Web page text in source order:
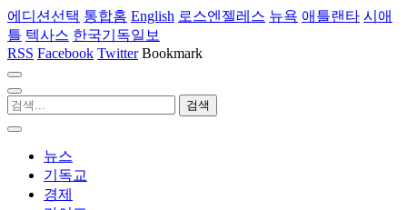
에디션선택 통합홈 English 로스엔젤레스 뉴욕 애틀랜타 시애
틀 텍사스 한국기독일보
RSS Facebook Twitter Bookmark
뉴스
기독교
경제